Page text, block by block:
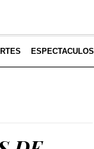
ESPECTACULOS